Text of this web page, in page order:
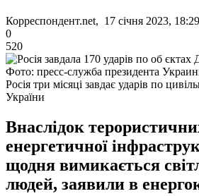
Корреспондент.net, 17 січня 2023, 18:29
0
520
Фото: пресс-служба президента
Росія три місяці завдає ударів по
України
Внаслідок
енергетичної
щодня вимикається
людей, заявили в